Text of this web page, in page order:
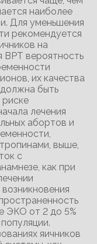
наиболее
Для уменьшения
рекомендуется
на
ВРТ вероятность
их качества
должна быть
лечения
абортов и
выше,
с
как при
ЭКО от 2 до 5%
яичников